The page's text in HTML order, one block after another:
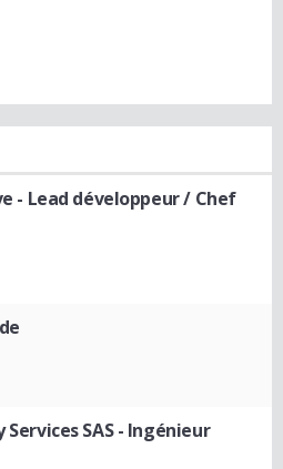
- Lead développeur / Chef
SAS- Ingénieur